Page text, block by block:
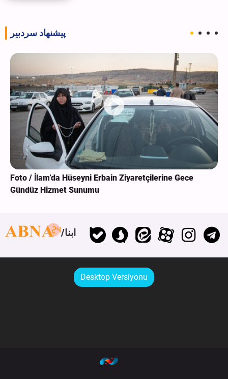
پیشنهاد سردبیر
Foto / İlam’da Hüseyni Erbain Ziyaretçilerine Gece
Gündüz Hizmet Sunumu
ابنا
Desktop Versiyonu